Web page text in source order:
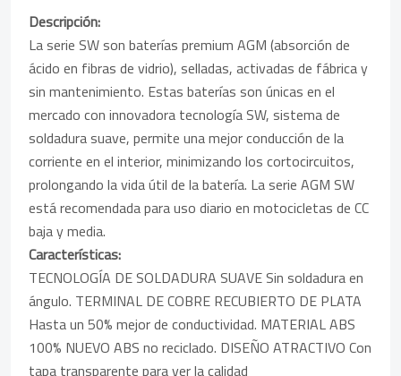
Descripción:
La serie SW son baterías premium AGM (absorción de
ácido en fibras de vidrio), selladas, activadas de fábrica y
sin mantenimiento. Estas baterías son únicas en el
mercado con innovadora tecnología SW, sistema de
soldadura suave, permite una mejor conducción de la
corriente en el interior, minimizando los cortocircuitos,
prolongando la vida útil de la batería. La serie AGM SW
está recomendada para uso diario en motocicletas de CC
baja y media.
Características:
TECNOLOGÍA DE SOLDADURA SUAVE Sin soldadura en
ángulo. TERMINAL DE COBRE RECUBIERTO DE PLATA
Hasta un 50% mejor de conductividad. MATERIAL ABS
100% NUEVO ABS no reciclado. DISEÑO ATRACTIVO Con
tapa transparente para ver la calidad